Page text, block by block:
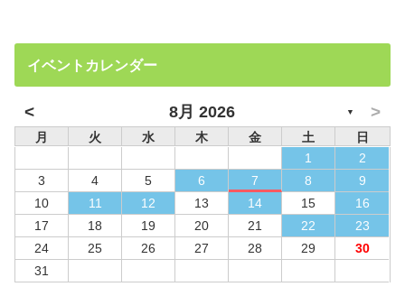
イベントカレンダー
< 8月 2026 ▼ >
月 火 水 木 金 土
日
1
2
3
4 5 6 7 8
9
10
11 12 13 14 15
16
17
18 19 20 21 22
23
24
25 26 27 28 29
30
31